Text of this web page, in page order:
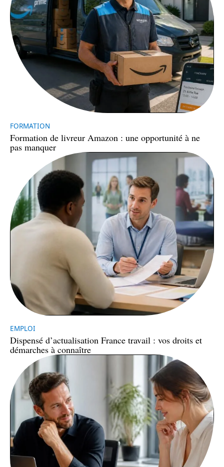
FORMATION
Formation de livreur Amazon : une opportunité à ne
pas manquer
EMPLOI
Dispensé d’actualisation France travail : vos droits et
démarches à connaître